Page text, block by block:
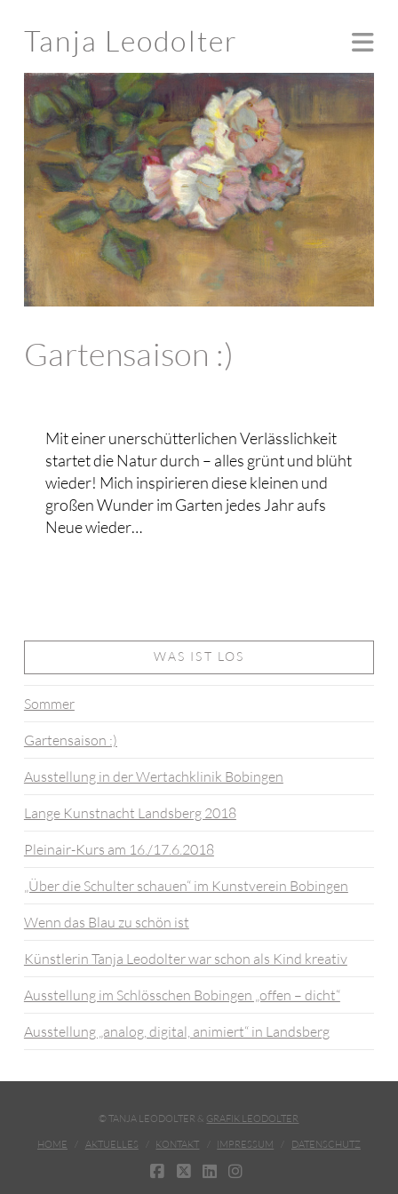
Tanja Leodolter
Gartensaison :)
Mit einer unerschütterlichen Verlässlichkeit
startet die Natur durch – alles grünt und blüht
wieder! Mich inspirieren diese kleinen und
großen Wunder im Garten jedes Jahr aufs
Neue wieder…
WAS IST LOS
Sommer
Gartensaison :)
Ausstellung in der Wertachklinik Bobingen
Lange Kunstnacht Landsberg 2018
Pleinair-Kurs am 16./17.6.2018
„Über die Schulter schauen“ im Kunstverein Bobingen
Wenn das Blau zu schön ist
Künstlerin Tanja Leodolter war schon als Kind kreativ
Ausstellung im Schlösschen Bobingen „offen – dicht“
Ausstellung „analog, digital, animiert“ in Landsberg
© TANJA LEODOLTER & GRAFIK LEODOLTER
HOME AKTUELLES KONTAKT IMPRESSUM DATENSCHUTZ